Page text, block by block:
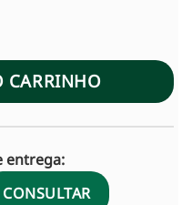
PÉROLA quantidade
CARRINHO
entrega:
CONSULTAR